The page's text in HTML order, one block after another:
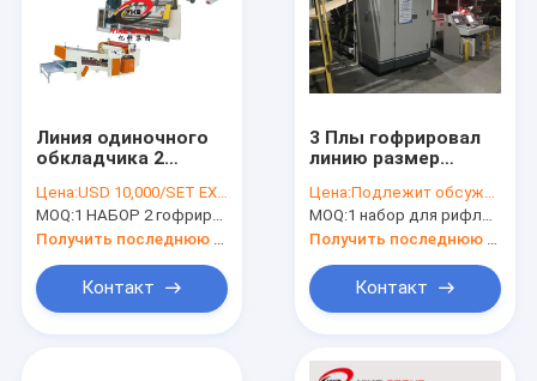
Линия одиночного
обкладчика 2
гофрировала
производственную
линию картона
Цена:USD 10,000/SET EXW FACTORY
MOQ:1 НАБОР 2 гофрированного Плы - линия доски
Контакт
3 Плы гофрировал
линию размер
картона 1400-2200
мм для листов
Папербоард
Цена:Подлежит обсуждению
MOQ:1 набор для рифленой линии картона
Контакт